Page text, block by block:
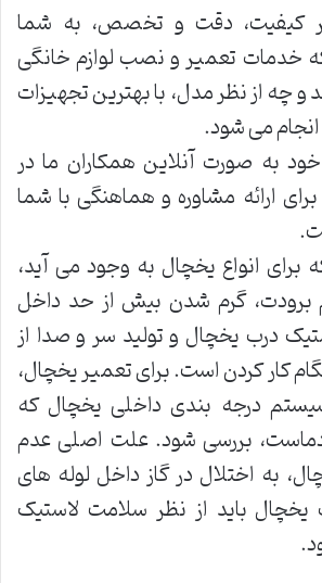
بر کیفیت، دقت و تخصص، به شما
تعمیر و نصب لوازم خانگی
و چه از نظر مدل، با بهترین تجهیزات
انجام می شود.
به صورت آنلاین همکاران ما در
دقیقه برای ارائه مشاوره و هماهنگی با شما
انواع یخچال به وجود می آید،
برودت، گرم شدن بیش از حد داخل
درب یخچال و تولید سر و صدا از
کار کردن است. برای تعمیر یخچال،
درجه بندی داخلی یخچال که
بررسی شود. علت اصلی عدم
به اختلال در گاز داخل لوله های
باید از نظر سلامت لاستیک